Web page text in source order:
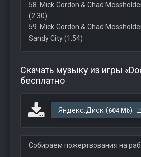
58. Mick Gordon & Chad
(2:30)
59. Mick Gordon & Chad
Sandy City (1:54)
Скачать музыку из игры
бесплатно
Яндекс.Диск (604 Mb)
Собираем пожертвования на